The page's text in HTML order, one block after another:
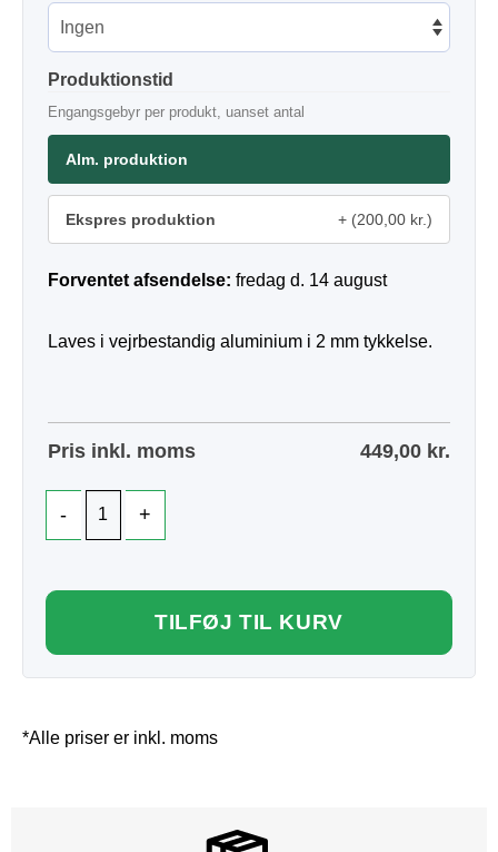
Produktionstid
Engangsgebyr per produkt, uanset antal
Alm. produktion
Ekspres produktion (200,00 kr.)
Forventet afsendelse: fredag d. 14 august
Laves i vejrbestandig aluminium i 2 mm tykkelse.
Pris inkl. moms 449,00 kr.
TILFØJ TIL KURV
*Alle priser er inkl. moms